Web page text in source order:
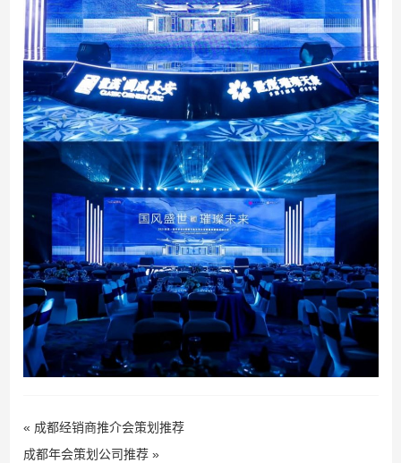
« 成都经销商推介会策划推荐
成都年会策划公司推荐»